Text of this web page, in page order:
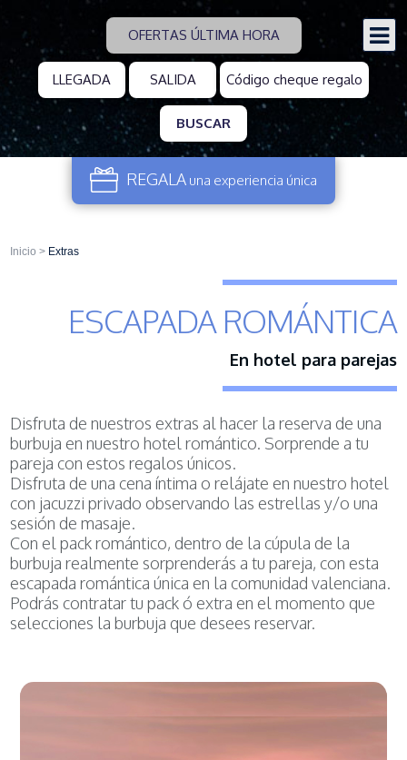
OFERTAS ÚLTIMA HORA
BUSCAR
REGALA una experiencia única
Inicio > Extras
ESCAPADA ROMÁNTICA
En hotel para parejas
Disfruta de nuestros extras al hacer la reserva de una
burbuja en nuestro hotel romántico. Sorprende a tu
pareja con estos regalos únicos.
Disfruta de una cena íntima o relájate en nuestro hotel
con jacuzzi privado observando las estrellas y/o una
sesión de masaje.
Con el pack romántico, dentro de la cúpula de la
burbuja realmente sorprenderás a tu pareja, con esta
escapada romántica única en la comunidad valenciana.
Podrás contratar tu pack ó extra en el momento que
selecciones la burbuja que desees reservar.